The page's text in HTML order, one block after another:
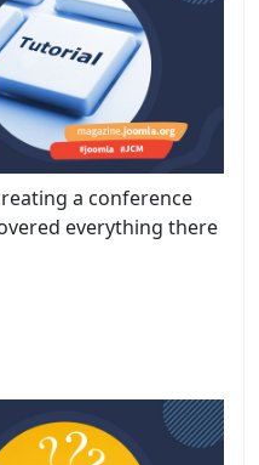
a conference
everything there